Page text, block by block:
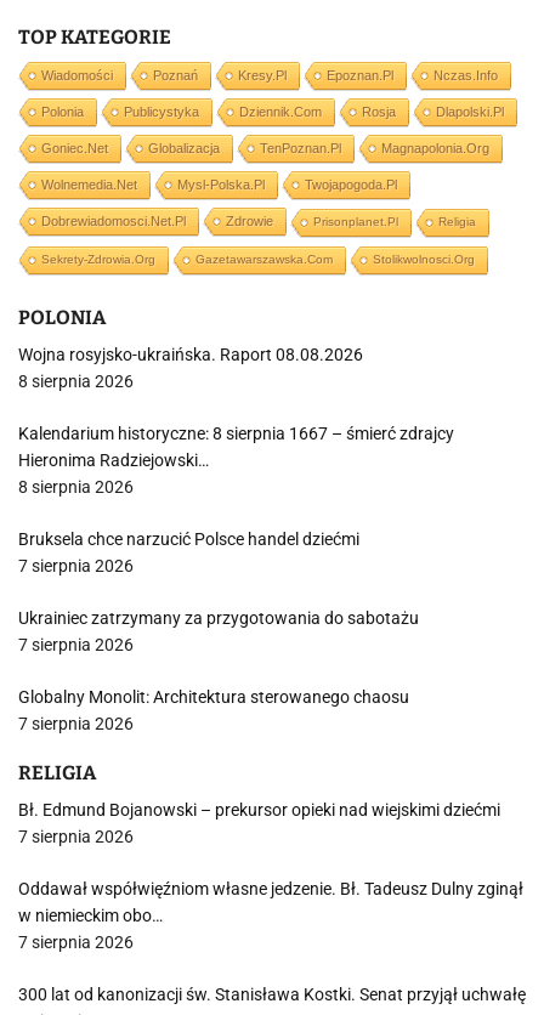
TOP KATEGORIE
Wiadomości Poznań Kresy.pl Epoznan.pl Nczas.info
Polonia Publicystyka Dziennik.com Rosja Dlapolski.pl
Goniec.net Globalizacja TenPoznan.pl Magnapolonia.org
Wolnemedia.net Mysl-Polska.pl Twojapogoda.pl
Dobrewiadomosci.net.pl Zdrowie Prisonplanet.pl Religia
Sekrety-Zdrowia.org Gazetawarszawska.com Stolikwolnosci.org
POLONIA
Wojna rosyjsko-ukraińska. Raport 08.08.2026
8 sierpnia 2026
Kalendarium historyczne: 8 sierpnia 1667 – śmierć zdrajcy
Hieronima Radziejowski…
8 sierpnia 2026
Bruksela chce narzucić Polsce handel dziećmi
7 sierpnia 2026
Ukrainiec zatrzymany za przygotowania do sabotażu
7 sierpnia 2026
Globalny Monolit: Architektura sterowanego chaosu
7 sierpnia 2026
RELIGIA
Bł. Edmund Bojanowski – prekursor opieki nad wiejskimi dziećmi
7 sierpnia 2026
Oddawał współwięźniom własne jedzenie. Bł. Tadeusz Dulny zginął
w niemieckim obo…
7 sierpnia 2026
300 lat od kanonizacji św. Stanisława Kostki. Senat przyjął uchwałę